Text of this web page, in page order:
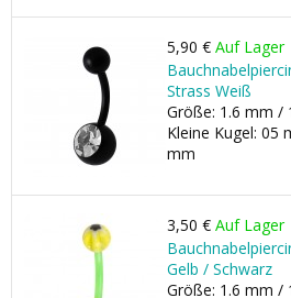
5,90 € Auf Lager
Strass Weiß
Größe: 1.6 mm /
Kleine Kugel: 05
mm
3,50 € Auf Lager
Gelb / Schwarz
Größe: 1.6 mm /